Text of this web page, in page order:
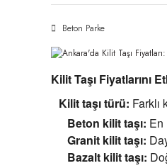
Beton Parke
Kilit Taşı Fiyatlarını
Kilit taşı türü: Farklı
Beton kilit taşı: En
Granit kilit taşı:
Bazalt kilit taşı: